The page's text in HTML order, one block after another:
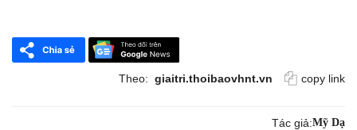
Theo: giaitri.thoibaovhnt.vn copy link
Tác giả:Mỹ Dạ